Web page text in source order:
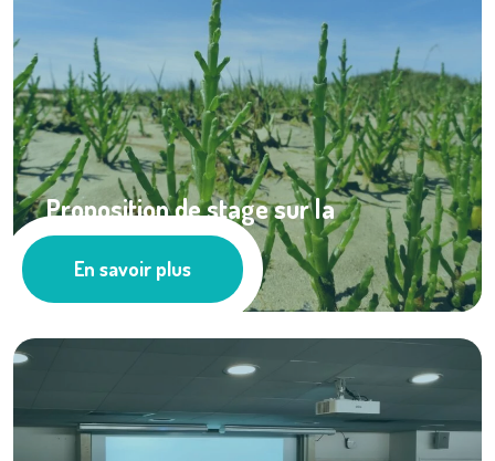
Proposition de stage sur la
valorisation de la ...
Actualités
En savoir plus